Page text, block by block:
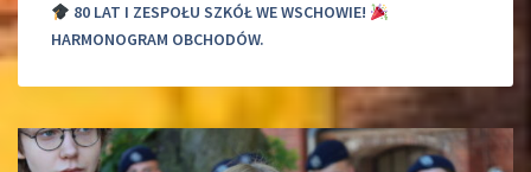
80 LAT I ZESPOŁU SZKÓŁ WE WSCHOWIE!
HARMONOGRAM OBCHODÓW.